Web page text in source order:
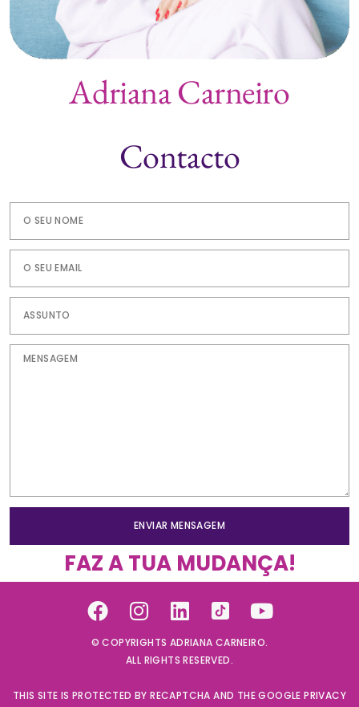
Adriana Carneiro
Contacto
ENVIAR MENSAGEM
FAZ A TUA MUDANÇA!
© COPYRIGHTS ADRIANA CARNEIRO.
ALL RIGHTS RESERVED.
THIS SITE IS PROTECTED BY RECAPTCHA AND THE GOOGLEPRIVACY